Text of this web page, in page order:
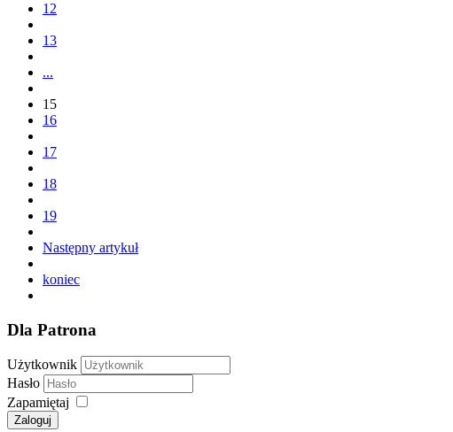
12
13
...
15
16
17
18
19
Następny artykuł
koniec
Dla Patrona
Użytkownik
Hasło
Zapamiętaj
Zaloguj